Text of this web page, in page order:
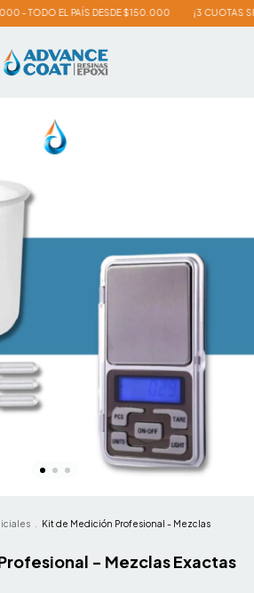
EL PAÍS DESDE $150.000 ¡3 CUOTAS SIN
Kit de Medición Profesional - Mezclas
- Mezclas Exactas